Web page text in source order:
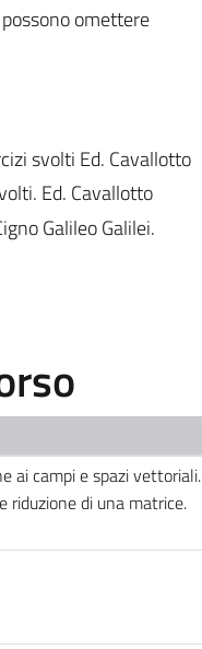
omettere
svolti Ed. Cavallotto
Ed. Cavallotto
Galileo Galilei.
ai campi e spazi vettoriali.
riduzione di una matrice.